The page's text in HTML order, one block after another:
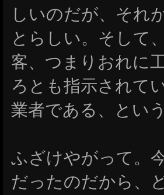
しいのだが、それ
とらしい。そして
客、つまりおれに
ろとも指示されて
業者である、とい
ふざけやがって。
だったのだから、